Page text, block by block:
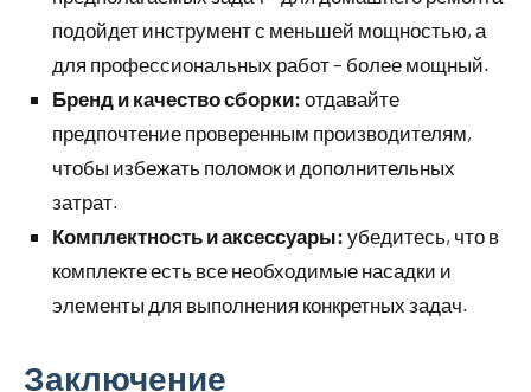
подойдет инструмент с меньшей мощностью, а
для профессиональных работ – более мощный.
Бренд и качество сборки: отдавайте
предпочтение проверенным производителям,
чтобы избежать поломок и дополнительных
затрат.
Комплектность и аксессуары: убедитесь, что в
комплекте есть все необходимые насадки и
элементы для выполнения конкретных задач.
Заключение